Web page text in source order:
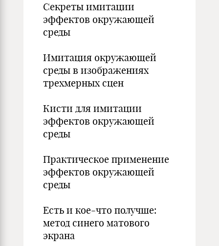
Секреты имитации
эффектов окружающей
среды
Имитация окружающей
среды в изображениях
трехмерных сцен
Кисти для имитации
эффектов окружающей
среды
Практическое применение
эффектов окружающей
среды
Есть и кое-что получше:
метод синего матового
экрана